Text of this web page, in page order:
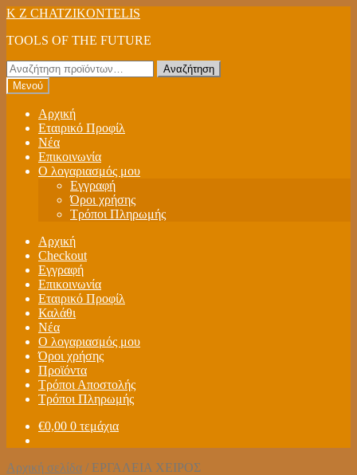
Απευθείας
στην
Μετάβαση
περιεχόμενο
K Z CHATZIKONTELIS
TOOLS OF THE FUTURE
Αναζήτηση
για:
Αναζήτηση
Μενού
Αρχική
Εταιρικό Προφίλ
Νέα
Επικοινωνία
Ο λογαριασμός μου
Εγγραφή
Όροι χρήσης
Τρόποι Πληρωμής
Αρχική
Checkout
Εγγραφή
Επικοινωνία
Εταιρικό Προφίλ
Καλάθι
Νέα
Ο λογαριασμός μου
Όροι χρήσης
Προϊόντα
Τρόποι Αποστολής
Τρόποι Πληρωμής
€0,00 0 τεμάχια
Αρχική σελίδα / ΕΡΓΑΛΕΙΑ ΧΕΙΡΟΣ